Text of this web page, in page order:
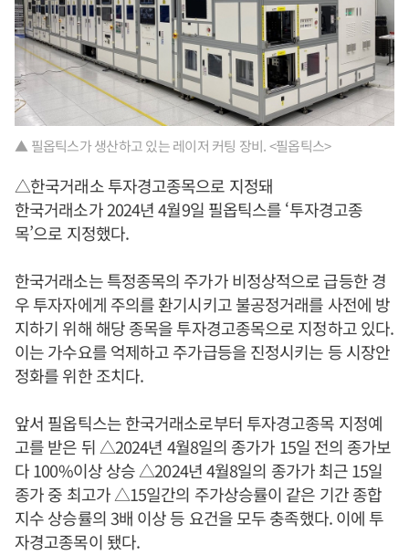
▲ 필옵틱스가 생산하고 있는 레이저 커팅 장비. <필옵틱스>
△한국거래소 투자경고종목으로 지정돼
한국거래소가 2024년 4월9일 필옵틱스를 ‘투자경고종
목’으로 지정했다.
한국거래소는 특정종목의 주가가 비정상적으로 급등한 경
우 투자자에게 주의를 환기시키고 불공정거래를 사전에 방
지하기 위해 해당 종목을 투자경고종목으로 지정하고 있다.
이는 가수요를 억제하고 주가급등을 진정시키는 등 시장안
정화를 위한 조치다.
앞서 필옵틱스는 한국거래소로부터 투자경고종목 지정예
고를 받은 뒤 △2024년 4월8일의 종가가 15일 전의 종가보
다 100%이상 상승 △2024년 4월8일의 종가가 최근 15일
종가 중 최고가 △15일간의 주가상승률이 같은 기간 종합
지수 상승률의 3배 이상 등 요건을 모두 충족했다. 이에 투
자경고종목이 됐다.